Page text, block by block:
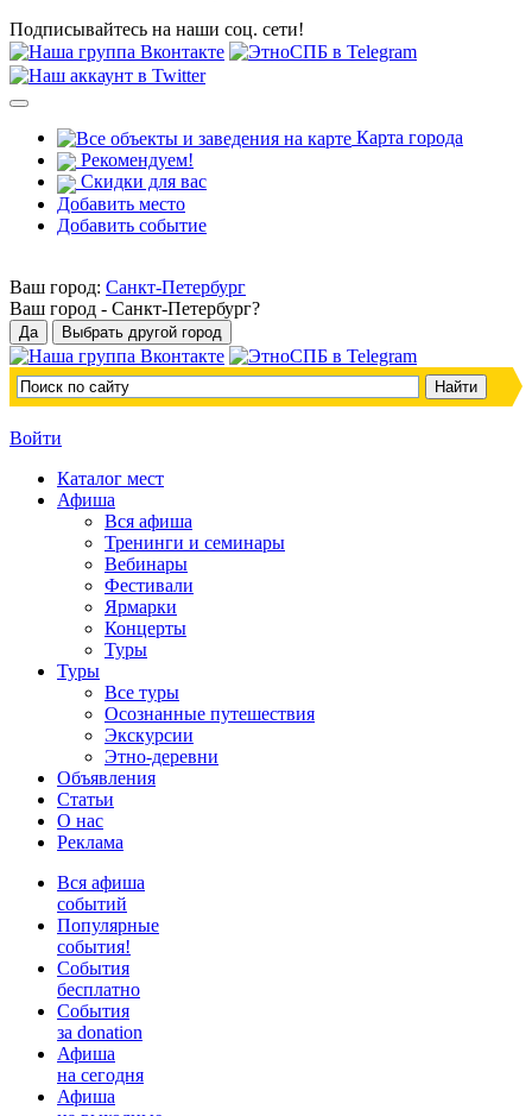
Подписывайтесь на наши соц. сети!
Карта города
Рекомендуем!
Скидки для вас
Добавить место
Добавить событие
Ваш город: Санкт-Петербург
Ваш город - Санкт-Петербург?
Войти
Каталог мест
Афиша
Вся афиша
Тренинги и семинары
Вебинары
Фестивали
Ярмарки
Концерты
Туры
Туры
Все туры
Осознанные путешествия
Экскурсии
Этно-деревни
Объявления
Статьи
О нас
Реклама
Вся афиша
событий
Популярные
события!
События
бесплатно
События
за donation
Афиша
на сегодня
Афиша